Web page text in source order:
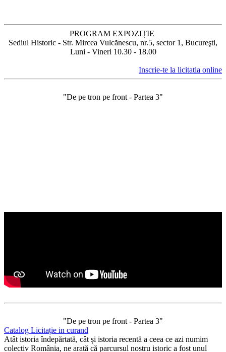
PROGRAM EXPOZIȚIE
Sediul Historic - Str. Mircea Vulcănescu, nr.5, sector 1, Bucureşti,
Luni - Vineri 10.30 - 18.00
Inscrie-te la licitatia online
⁠"De pe tron pe front - Partea 3"
"De pe tron pe front - Partea 3"
Catalog Licitație in curand
Atât istoria îndepărtată, cât și istoria recentă a ceea ce azi numim
colectiv România, ne arată că parcursul nostru istoric a fost unul